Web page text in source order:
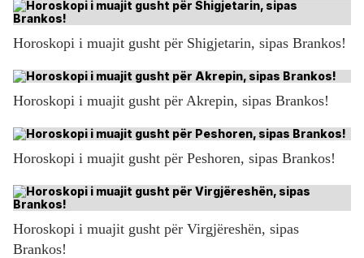
Horoskopi i muajit gusht për Shigjetarin, sipas Brankos!
Horoskopi i muajit gusht për Akrepin, sipas Brankos!
Horoskopi i muajit gusht për Peshoren, sipas Brankos!
Horoskopi i muajit gusht për Virgjëreshën, sipas
Brankos!